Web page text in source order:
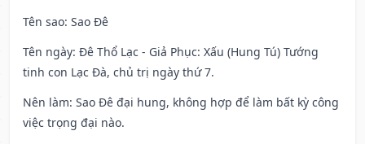
Tên sao: Sao Đê
Tên ngày: Đê Thổ Lạc - Giả Phục: Xấu (Hung Tú) Tướng
tinh con Lạc Đà, chủ trị ngày thứ 7.
Nên làm: Sao Đê đại hung, không hợp để làm bất kỳ công
việc trọng đại nào.